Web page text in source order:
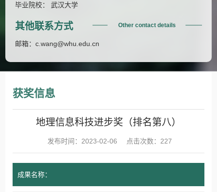
毕业院校： 武汉大学
其他联系方式 Other contact details
邮箱：c.wang@whu.edu.cn
获奖信息
地理信息科技进步奖（排名第八）
发布时间：2023-02-06 点击次数： 227
成果名称：